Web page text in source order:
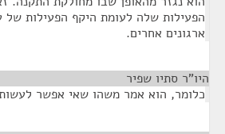
הפעילות שלה לעומת היקף הפעילות של
ארגונים אחרים.
היו"ר סתיו שפיר
כלומר, הוא אמר משהו שאי אפשר